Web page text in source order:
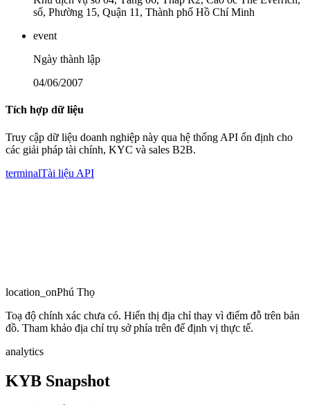
số, Phường 15, Quận 11, Thành phố Hồ Chí Minh
event
Ngày thành lập
04/06/2007
Tích hợp dữ liệu
Truy cập dữ liệu doanh nghiệp này qua hệ thống API ổn định cho
các giải pháp tài chính, KYC và sales B2B.
terminalTài liệu API
location_onPhú Thọ
Toạ độ chính xác chưa có. Hiển thị địa chỉ thay vì điểm đỗ trên bản
đồ. Tham khảo địa chỉ trụ sở phía trên để định vị thực tế.
analytics
KYB Snapshot